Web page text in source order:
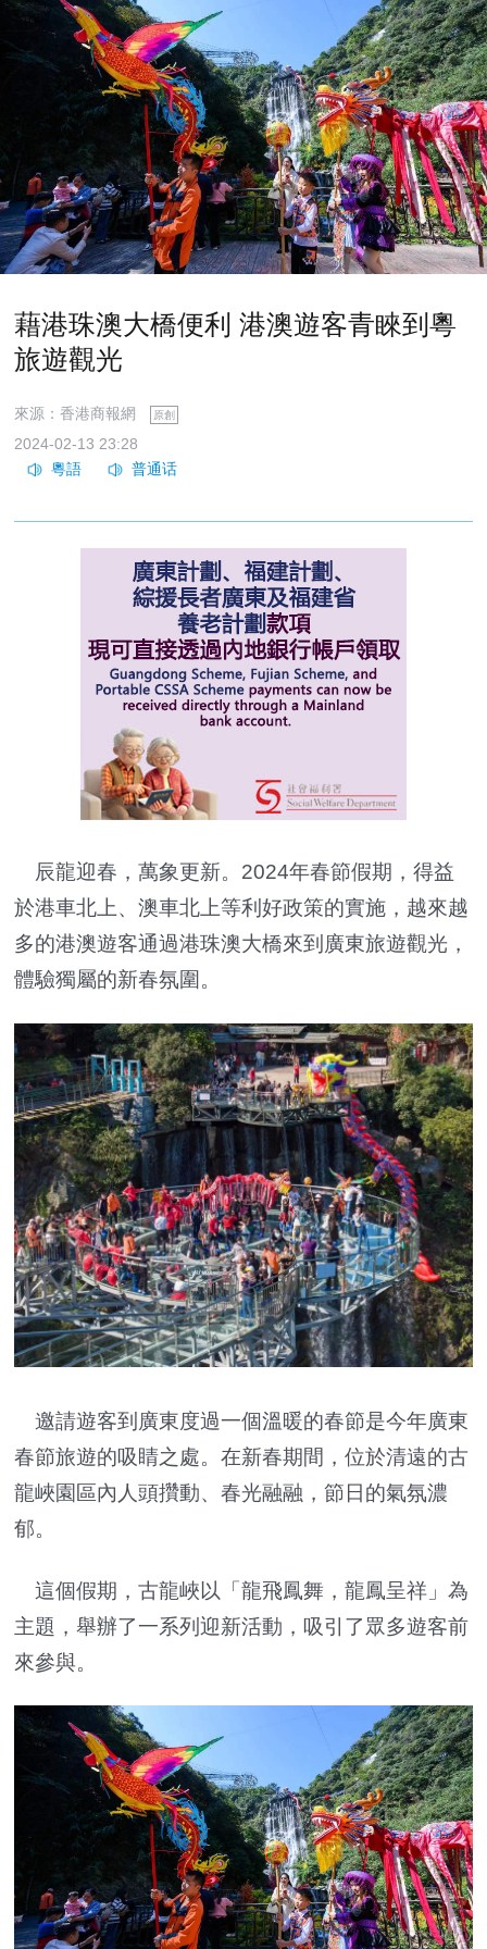
藉港珠澳大橋便利 港澳遊客青睞到粵
旅遊觀光
來源：香港商報網 原創
2024-02-13 23:28
辰龍迎春，萬象更新。2024年春節假期，得益
於港車北上、澳車北上等利好政策的實施，越來越
多的港澳遊客通過港珠澳大橋來到廣東旅遊觀光，
體驗獨屬的新春氛圍。
邀請遊客到廣東度過一個溫暖的春節是今年廣東
春節旅遊的吸睛之處。在新春期間，位於清遠的古
龍峽園區內人頭攢動、春光融融，節日的氣氛濃
郁。
這個假期，古龍峽以「龍飛鳳舞，龍鳳呈祥」為
主題，舉辦了一系列迎新活動，吸引了眾多遊客前
來參與。